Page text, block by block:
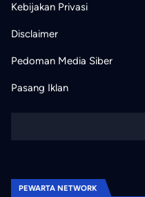
Kebijakan Privasi
Disclaimer
Pedoman Media Siber
Pasang Iklan
PEWARTA NETWORK